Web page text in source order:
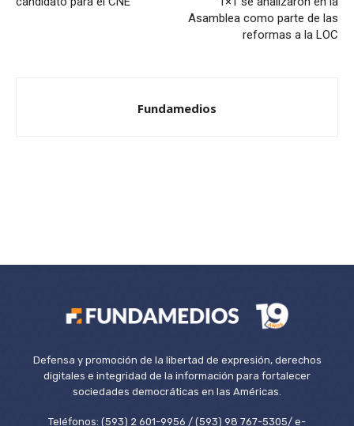
Asamblea como parte de las
reformas a la LOC
Fundamedios
Defensa y promoción de la libertad de expresión, derechos
digitales e integridad de la información para fortalecer
sociedades democráticas en las Américas.
Teléfonos: (593) 2 601-9956 / (593) 98 767-5305/ e-